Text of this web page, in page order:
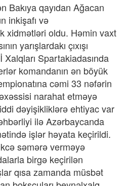
Bakıya qayıdan Ağacan
inkişafı və
xidmətləri oldu. Həmin vaxt
yarışlardakı çıxışı
Spartakiadasında
komandanın ən böyük
cəmi 33 nəfərin
narahat etməyə
dəyişikliklərə ehtiyac var
ilə Azərbaycanda
işlər həyata keçirildi.
səmərə verməyə
birgə keçirilən
qısa zamanda müsbət